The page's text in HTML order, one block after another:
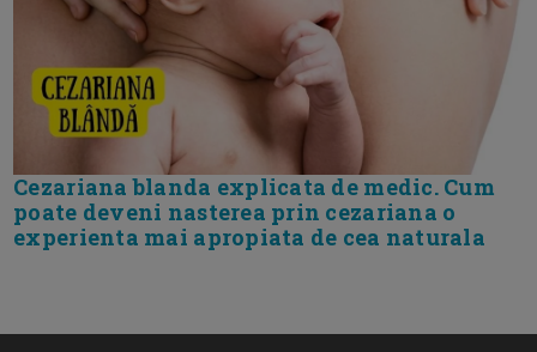
Cezariana blanda explicata de medic. Cum
poate deveni nasterea prin cezariana o
experienta mai apropiata de cea naturala